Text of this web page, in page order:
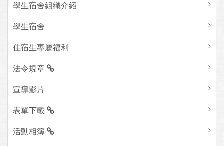
學生宿舍組織介紹
學生宿舍
住宿生專屬福利
法令規章
宣導影片
表單下載
活動相簿